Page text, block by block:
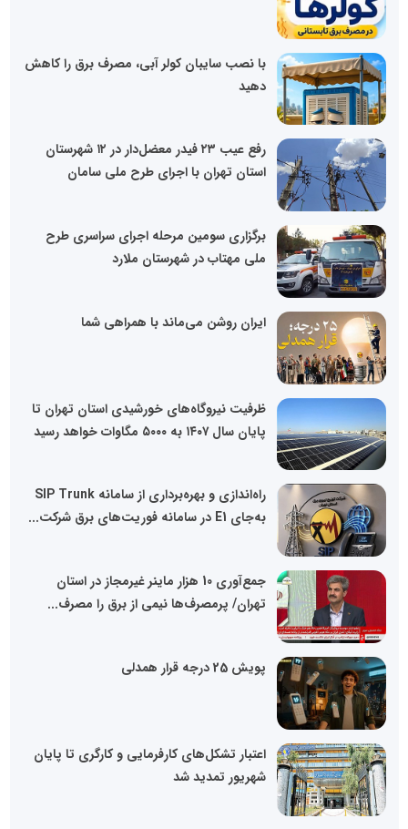
با نصب سایبان کولر آبی، مصرف برق را کاهش
دهید
رفع عیب ۲۳ فیدر معضل‌دار در ۱۲ شهرستان
استان تهران با اجرای طرح ملی سامان
برگزاری سومین مرحله اجرای سراسری طرح
ملی مهتاب در شهرستان ملارد
ایران روشن می‌ماند با همراهی شما
ظرفیت نیروگاه‌های خورشیدی استان تهران تا
پایان سال ۱۴۰۷ به ۵۰۰۰ مگاوات خواهد رسید
راه‌اندازی و بهره‌برداری از سامانه SIP Trunk
به‌جای E1 در سامانه فوریت‌های برق شرکت...
جمع‌آوری 10 هزار ماینر غیرمجاز در استان
تهران/ پرمصرف‌ها نیمی از برق را مصرف...
پویش 25 درجه قرار همدلی
اعتبار تشکل‌های کارفرمایی و کارگری تا پایان
شهریور تمدید شد